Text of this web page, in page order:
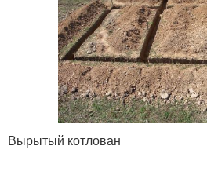
Вырытый котлован